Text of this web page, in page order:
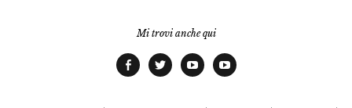
Mi trovi anche qui